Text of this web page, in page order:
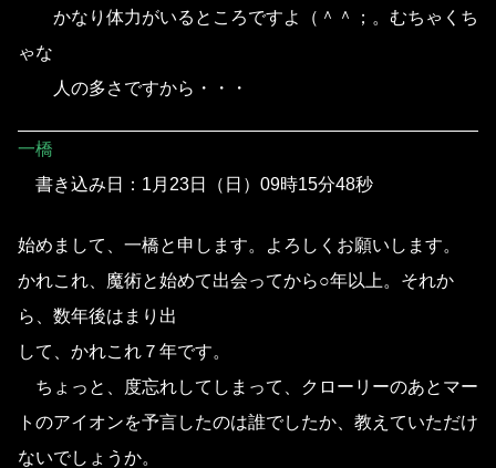
かなり体力がいるところですよ（＾＾；。むちゃくち
ゃな
人の多さですから・・・
一橋
書き込み日：1月23日（日）09時15分48秒
始めまして、一橋と申します。よろしくお願いします。
かれこれ、魔術と始めて出会ってから○年以上。それか
ら、数年後はまり出
して、かれこれ７年です。
ちょっと、度忘れしてしまって、クローリーのあとマー
トのアイオンを予言したのは誰でしたか、教えていただけ
ないでしょうか。